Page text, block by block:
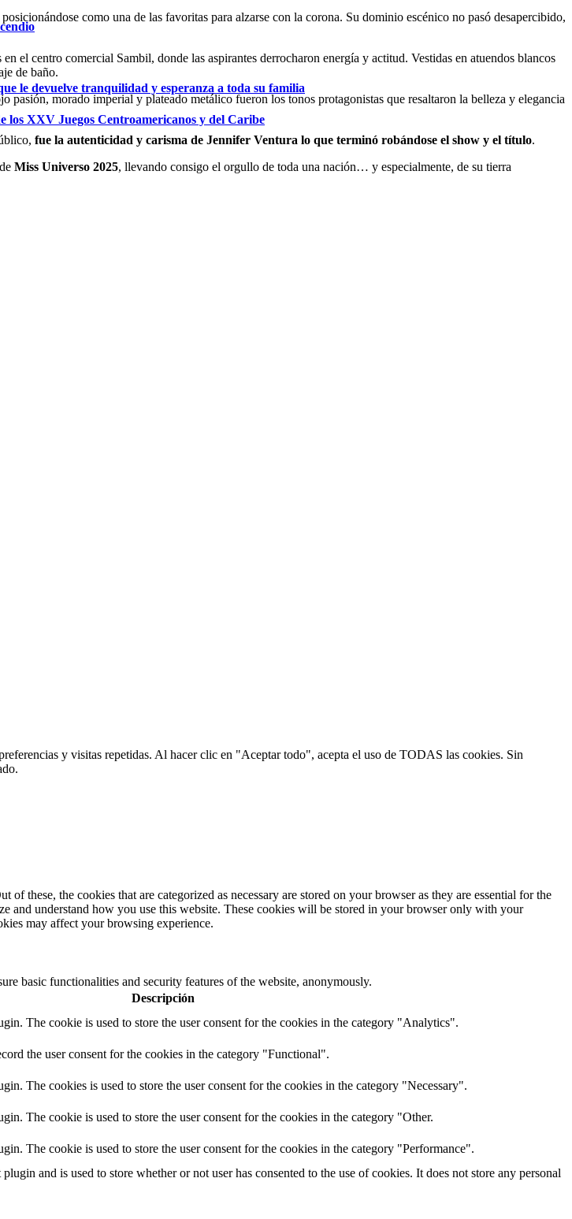
le devuelve tranquilidad y esperanza a toda su familia
los XXV Juegos Centroamericanos y del Caribe
posicionándose como una de las favoritas para alzarse con la corona. Su dominio escénico no pasó desapercibido,
el centro comercial Sambil, donde las aspirantes derrocharon energía y actitud. Vestidas en atuendos blancos
de baño.
morado imperial y plateado metálico fueron los tonos protagonistas que resaltaron la belleza y elegancia
fue la autenticidad y carisma de Jennifer Ventura lo que terminó robándose el show y el título.
Miss Universo 2025, llevando consigo el orgullo de toda una nación… y especialmente, de su tierra
y visitas repetidas. Al hacer clic en "Aceptar todo", acepta el uso de TODAS las cookies. Sin
these, the cookies that are categorized as necessary are stored on your browser as they are essential for the
and understand how you use this website. These cookies will be stored in your browser only with your
may affect your browsing experience.
basic functionalities and security features of the website, anonymously.
Descripción
The cookie is used to store the user consent for the cookies in the category "Analytics".
the user consent for the cookies in the category "Functional".
The cookies is used to store the user consent for the cookies in the category "Necessary".
The cookie is used to store the user consent for the cookies in the category "Other.
The cookie is used to store the user consent for the cookies in the category "Performance".
and is used to store whether or not user has consented to the use of cookies. It does not store any personal